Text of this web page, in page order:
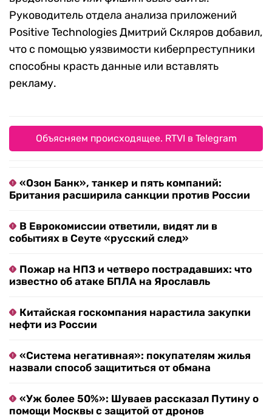
Руководитель отдела анализа приложений
Positive Technologies Дмитрий Скляров добавил,
что с помощью уязвимости киберпреступники
способны красть данные или вставлять
рекламу.
Объясняем происходящее. RTVI в Telegram
«Озон Банк», танкер и пять компаний:
Британия расширила санкции против России
В Еврокомиссии ответили, видят ли в
событиях в Сеуте «русский след»
Пожар на НПЗ и четверо пострадавших: что
известно об атаке БПЛА на Ярославль
Китайская госкомпания нарастила закупки
нефти из России
«Система негативная»: покупателям жилья
назвали способ защититься от обмана
«Уж более 50%»: Шуваев рассказал Путину о
помощи Москвы с защитой от дронов